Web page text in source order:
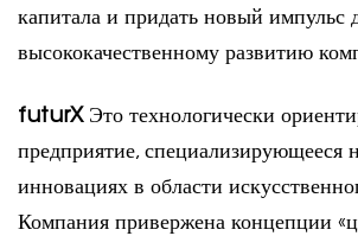
капитала и придать новый импульс
высококачественному развитию
futurXЭто технологически
предприятие, специализирующееся
инновациях в области
Компания привержена концепции